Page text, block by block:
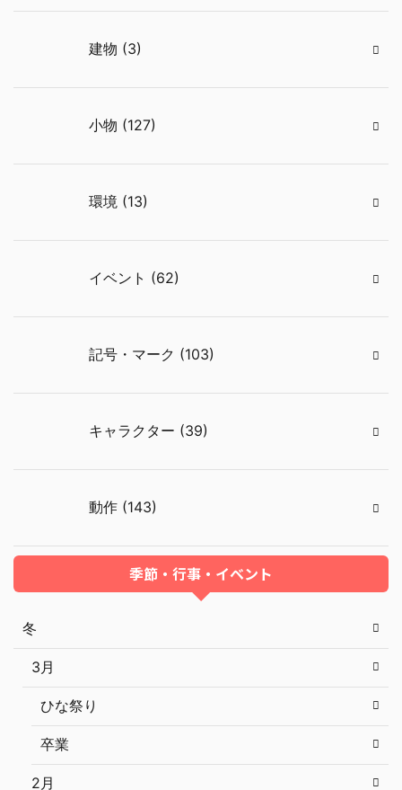
建物 (3)
小物 (127)
環境 (13)
イベント (62)
記号・マーク (103)
キャラクター (39)
動作 (143)
季節・行事・イベント
冬
3月
ひな祭り
卒業
2月